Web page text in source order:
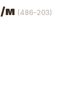
м (486-203)